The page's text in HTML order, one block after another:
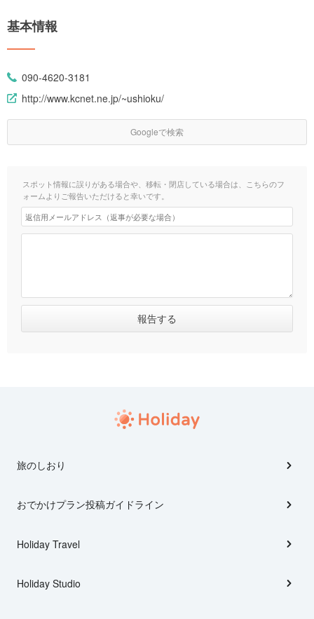
基本情報
090-4620-3181
http://www.kcnet.ne.jp/~ushioku/
Googleで検索
スポット情報に誤りがある場合や、移転・閉店している場合は、こちらのフ
ォームよりご報告いただけると幸いです。
旅のしおり
おでかけプラン投稿ガイドライン
Holiday Travel
Holiday Studio